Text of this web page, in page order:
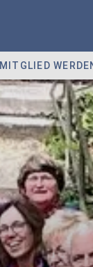
MITGLIED